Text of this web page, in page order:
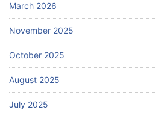
March 2026
November 2025
October 2025
August 2025
July 2025